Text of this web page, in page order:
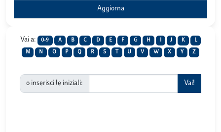
Vai a: 0-9 A B C D E F G H J K L
M N O P Q R S U V W X Y Z
o inserisci le iniziali: